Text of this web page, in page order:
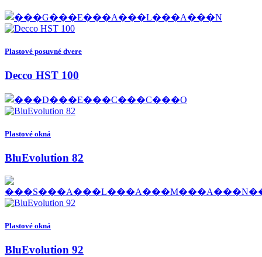
Plastové posuvné dvere
Decco HST 100
Plastové okná
BluEvolution 82
Plastové okná
BluEvolution 92